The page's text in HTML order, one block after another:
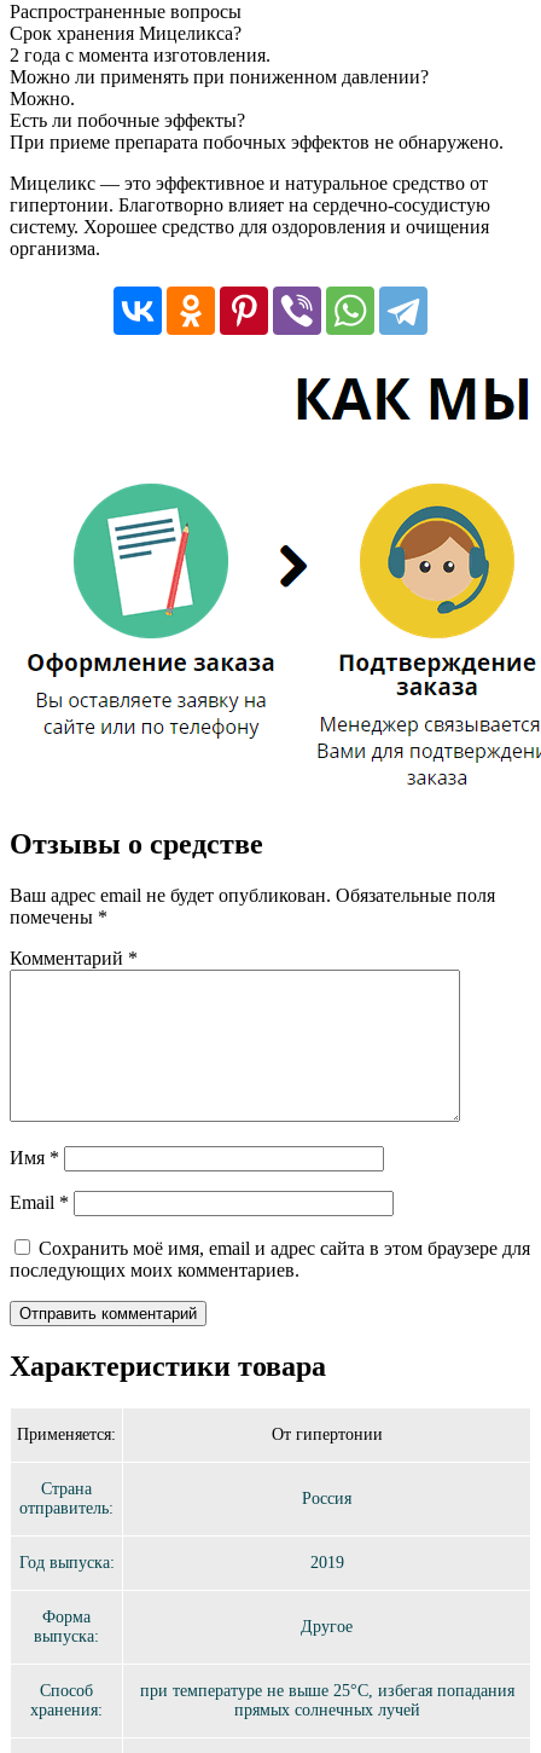
Распространенные вопросы
Срок хранения Мицеликса?
2 года с момента изготовления.
Можно ли применять при пониженном давлении?
Можно.
Есть ли побочные эффекты?
При приеме препарата побочных эффектов не обнаружено.
Мицеликс — это эффективное и натуральное средство от
гипертонии. Благотворно влияет на сердечно-сосудистую
систему. Хорошее средство для оздоровления и очищения
организма.
Отзывы о средстве
Ваш адрес email не будет опубликован. Обязательные поля
помечены *
Комментарий *
Имя *
Email *
Сохранить моё имя, email и адрес сайта в этом браузере для
последующих моих комментариев.
Характеристики товара
Применяется: От гипертонии
Страна
отправитель:
Россия
Год выпуска: 2019
Форма
выпуска:
Другое
Способ
хранения:
при температуре не выше 25°C, избегая попадания
прямых солнечных лучей